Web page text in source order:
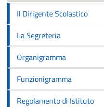
Il Dirigente Scolastico
La Segreteria
Organigramma
Funzionigramma
Regolamento di Istituto